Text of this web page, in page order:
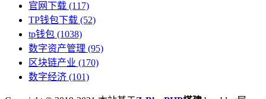
官网下载 (117)
TP钱包下载 (52)
tp钱包 (1038)
数字资产管理 (95)
区块链产业 (170)
数字经济 (101)